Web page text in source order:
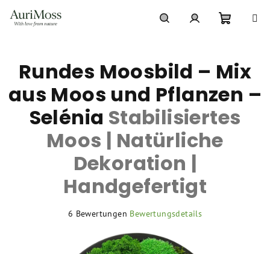
Inhalt
springen
Rundes Moosbild – Mix
aus Moos und Pflanzen –
Selénia Stabilisiertes
Moos | Natürliche
Dekoration |
Handgefertigt
Die
Produktbewertung
6 Bewertungen Bewertungsdetails